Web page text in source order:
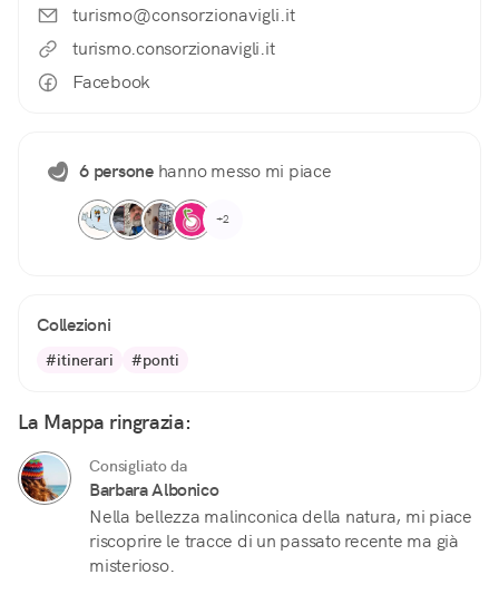
turismo@consorzionavigli.it
turismo.consorzionavigli.it
Facebook
6 personehanno messo mi piace
+2
Collezioni
#itinerari #ponti
La Mappa ringrazia:
Consigliato da
Barbara Albonico
Nella bellezza malinconica della natura, mi piace
riscoprire le tracce di un passato recente ma già
misterioso.